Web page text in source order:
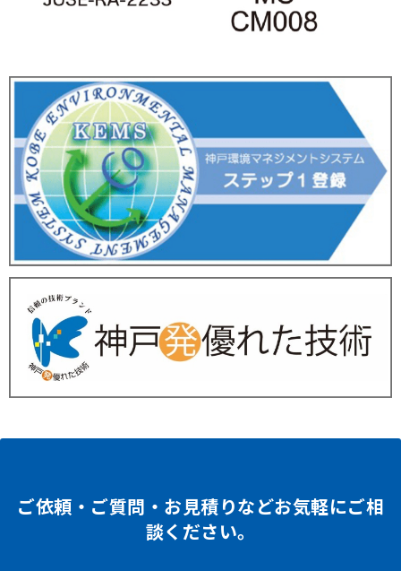
ご依頼・ご質問・お見積りなどお気軽にご相
談ください。